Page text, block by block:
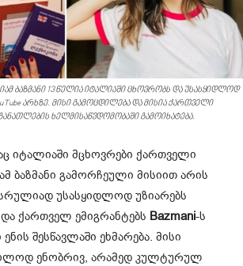
ბაზმანი 13 წელია იტალიაში ცხოვრობს და უსასყიდლოდ
არხზე. მისი გამოცდილება და მისია ქართველი
ხელმისაწვდომობაში გამოიხატება.
იტალიაში მცხოვრები ქართველი
ბაზმანი გამორჩეული მისიით არის
უსასყიდლოდ უზიარებს
ქართველ ემიგრანტებს Bazmani-ს
შესწავლაში ეხმარება. მისი
ენობრივ, არამედ კულტურულ